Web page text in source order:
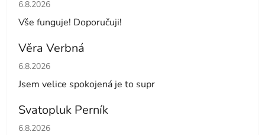
6.8.2026
Vše funguje! Doporučuji!
Věra Verbná
Hodnocení obchodu je 5 z 5 hvězdiček.
6.8.2026
Jsem velice spokojená je to supr
Svatopluk Perník
Hodnocení obchodu je 5 z 5 hvězdiček.
6.8.2026